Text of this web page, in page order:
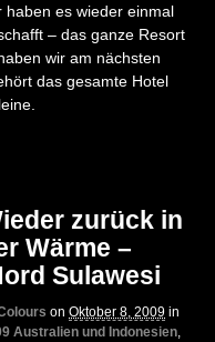
haben es wieder einmal
– das ganze Resort
wir am nächsten
das gesamte Hotel
zurück in
Wärme –
Sulawesi
on Oktober 8, 2009 in
Australien und Indonesien,